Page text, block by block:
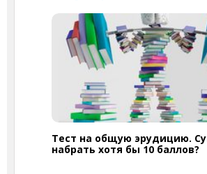
Тест на общую эрудицию.
набрать хотя бы 10 баллов?